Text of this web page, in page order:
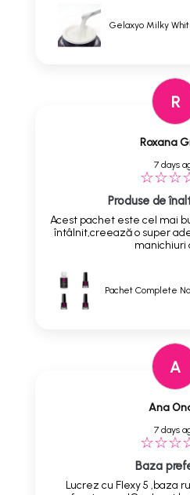
Gelaxyo Milky
R
Roxana
7 days
Produse de
Acest pachet este cel mai
întâlnit,creează o super
manichiuri
Pachet Complete
A
Ana
7 days
Baza
Lucrez cu Flexy 5 ,baza